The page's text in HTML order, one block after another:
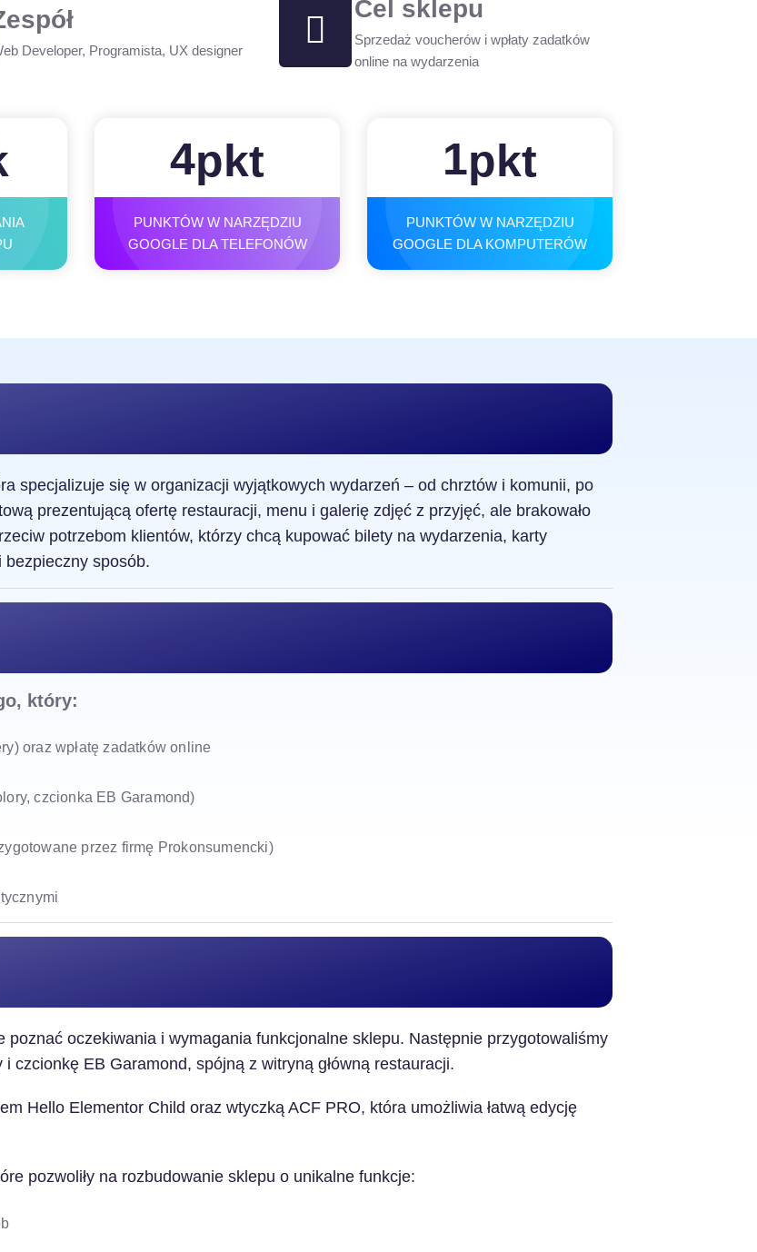
Developer, Programista, UX designer
Cel sklepu
Sprzedaż voucherów i wpłaty zadatków
online na wydarzenia
4pkt
PUNKTÓW W NARZĘDZIU
GOOGLE DLA TELEFONÓW
1pkt
PUNKTÓW W NARZĘDZIU
GOOGLE DLA KOMPUTERÓW
specjalizuje się w organizacji wyjątkowych wydarzeń – od chrztów i komunii, po
prezentującą ofertę restauracji, menu i galerię zdjęć z przyjęć, ale brakowało
potrzebom klientów, którzy chcą kupować bilety na wydarzenia, karty
bezpieczny sposób.
który:
oraz wpłatę zadatków online
czcionka EB Garamond)
przez firmę Prokonsumencki)
oczekiwania i wymagania funkcjonalne sklepu. Następnie przygotowaliśmy
EB Garamond, spójną z witryną główną restauracji.
Hello Elementor Child oraz wtyczką ACF PRO, która umożliwia łatwą edycję
pozwoliły na rozbudowanie sklepu o unikalne funkcje: